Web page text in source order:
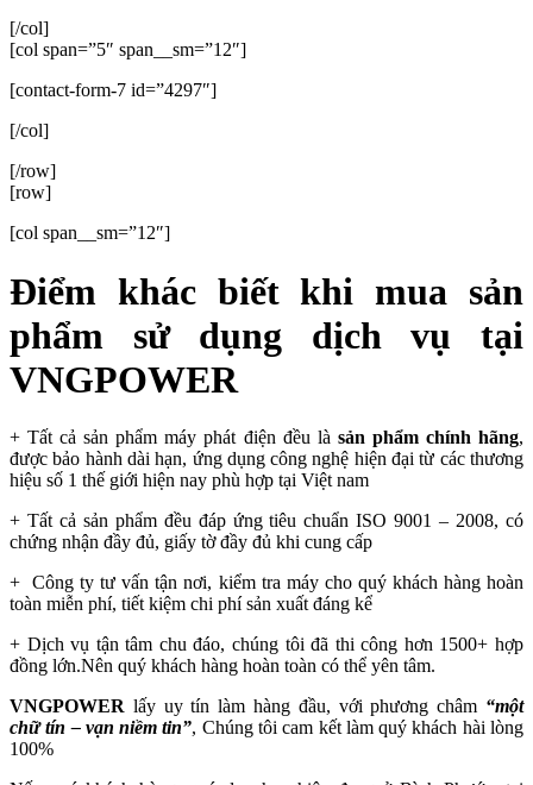
[/col]
[col span=”5″ span__sm=”12″]
[contact-form-7 id=”4297″]
[/col]
[/row]
[row]
[col span__sm=”12″]
Điểm khác biết khi mua sản
phẩm sử dụng dịch vụ tại
VNGPOWER
+ Tất cả sản phẩm máy phát điện đều là sản phẩm chính hãng,
được bảo hành dài hạn, ứng dụng công nghệ hiện đại từ các thương
hiệu số 1 thế giới hiện nay phù hợp tại Việt nam
+ Tất cả sản phẩm đều đáp ứng tiêu chuẩn ISO 9001 – 2008, có
chứng nhận đầy đủ, giấy tờ đầy đủ khi cung cấp
+ Công ty tư vấn tận nơi, kiểm tra máy cho quý khách hàng hoàn
toàn miễn phí, tiết kiệm chi phí sản xuất đáng kể
+ Dịch vụ tận tâm chu đáo, chúng tôi đã thi công hơn 1500+ hợp
đồng lớn.Nên quý khách hàng hoàn toàn có thể yên tâm.
VNGPOWER lấy uy tín làm hàng đầu, với phương châm “một
chữ tín – vạn niềm tin”, Chúng tôi cam kết làm quý khách hài lòng
100%